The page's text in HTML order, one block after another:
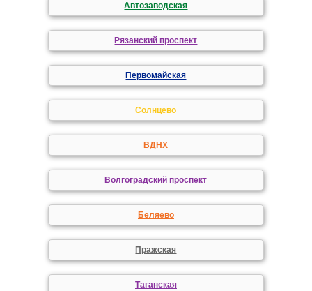
Автозаводская
Рязанский проспект
Первомайская
Солнцево
ВДНХ
Волгоградский проспект
Беляево
Пражская
Таганская